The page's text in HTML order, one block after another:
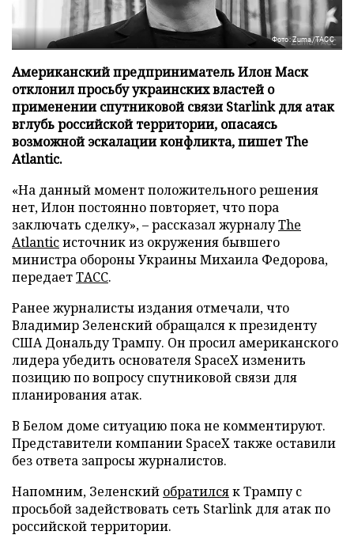
Фото: Zuma/ТАСС
Американский предприниматель Илон Маск
отклонил просьбу украинских властей о
применении спутниковой связи Starlink для атак
вглубь российской территории, опасаясь
возможной эскалации конфликта, пишет The
Atlantic.
«На данный момент положительного решения
нет, Илон постоянно повторяет, что пора
заключать сделку», – рассказал журналуThe
Atlanticисточник из окружения бывшего
министра обороны Украины Михаила Федорова,
передаетТАСС.
Ранее журналисты издания отмечали, что
Владимир Зеленский обращался к президенту
США Дональду Трампу. Он просил американского
лидера убедить основателя SpaceX изменить
позицию по вопросу спутниковой связи для
планирования атак.
В Белом доме ситуацию пока не комментируют.
Представители компании SpaceX также оставили
без ответа запросы журналистов.
Напомним, Зеленский обратилсяк Трампу с
просьбой задействовать сеть Starlink для атак по
российской территории.